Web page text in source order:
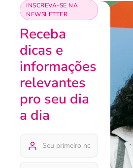
INSCREVA-SE NA
NEWSLETTER
Receba
dicas e
informações
relevantes
pro seu dia
a dia